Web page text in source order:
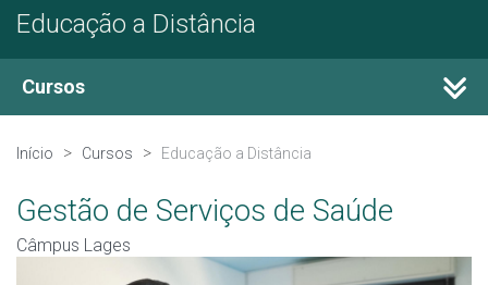
Educação a Distância
Cursos
Técnicos Concomitantes
Técnicos Subsequentes
Qualificação Profissional e Idiomas
Início Cursos Educação a Distância
Gestão de Serviços de Saúde
Câmpus Lages